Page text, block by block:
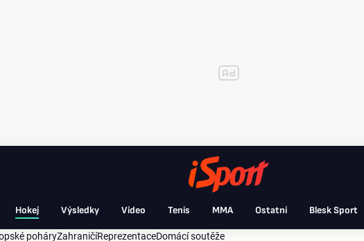
Hokej Výsledky Video Tenis MMA Ostatní Blesk Sport
poháryZahraničíReprezentaceDomácí soutěže